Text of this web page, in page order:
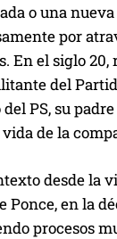
o una
por
En el siglo
del
PS, su
de la
desde la
Ponce, en la
procesos